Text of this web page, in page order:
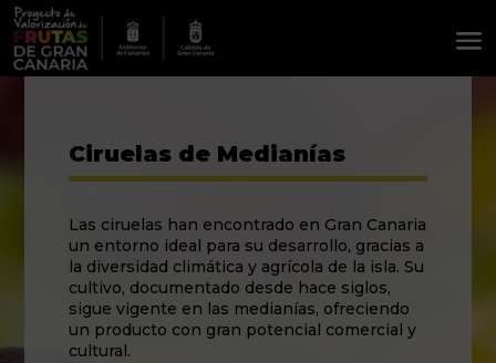
Ciruelas de Medianías
Las ciruelas han encontrado en Gran Canaria
un entorno ideal para su desarrollo, gracias a
la diversidad climática y agrícola de la isla. Su
cultivo, documentado desde hace siglos,
sigue vigente en las medianías, ofreciendo
un producto con gran potencial comercial y
cultural.